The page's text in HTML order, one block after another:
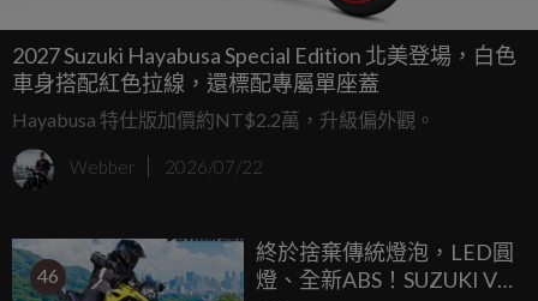
2027 Suzuki Hayabusa Special Edition 北美登場，白色
車身搭配紅色拉線，還標配專屬單座蓋
Hayabusa 特仕版加價約NT$2.2萬，升級偏外觀。
Webber 2026/07/22
46
終於捨棄傳統燈泡，LED圓
燈、全新ABS！SUZUKI V-